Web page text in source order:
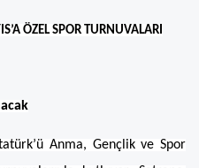
ÖZEL SPOR TURNUVALARI
Anma, Gençlik ve Spor